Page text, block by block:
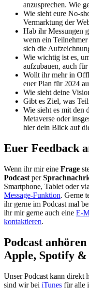
anzusprechen. Wie
Wie sieht eure No-
Vermarktung der
Hab ihr Messungen
wenn ein
sich die
Wie wichtig ist es,
aufzubauen, auch
Wollt ihr mehr in
euer Plan für 2024
Wie sieht deine
Gibt es Ziel, was
Wie sieht es mit den
Metaverse oder
hier dein Blick auf
Euer Feedback
Wenn ihr mir eine Frage
Podcast per
Smartphone, Tablet oder
Message-Funktion. Gerne
ihr gerne im Podcast mal
ihr mir gerne auch eine E-
kontaktieren.
Podcast
Apple, Spotify &
Unser Podcast kann direkt
sind wir bei iTunes für alle